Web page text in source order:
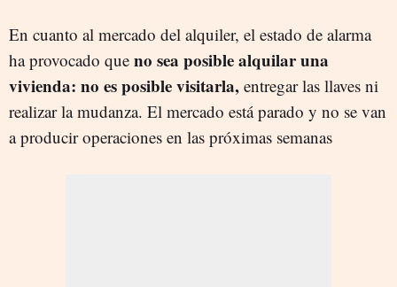
En cuanto al mercado del alquiler, el estado de alarma
ha provocado que no sea posible alquilar una
vivienda: no es posible visitarla, entregar las llaves ni
realizar la mudanza. El mercado está parado y no se van
a producir operaciones en las próximas semanas